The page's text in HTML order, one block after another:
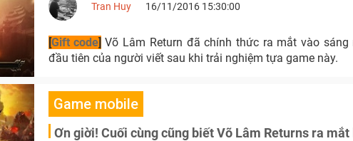
Tran Huy 16/11/2016 15:30:00
[Gift code] Võ Lâm Return đã chính thức ra mắt vào
đầu tiên của người viết sau khi trải nghiệm tựa game này.
Game mobile
Ơn giời! Cuối cùng cũng biết Võ Lâm Returns ra mắt